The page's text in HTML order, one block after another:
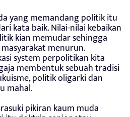
yang memandang politik itu
kata baik. Nilai-nilai kebaikan
kian memudar sehingga
menurun.
system perpolitikan kita
membentuk sebuah tradisi
politik oligarki dan
mahal.
pikiran kaum muda